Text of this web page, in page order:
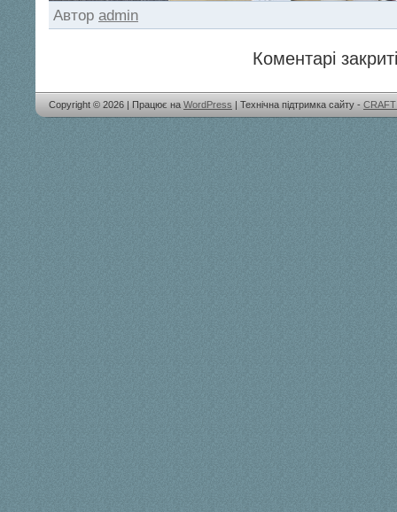
Автор admin
Коментарі
Copyright © 2026 | Працює на WordPress | Технічна підтримка сайту -